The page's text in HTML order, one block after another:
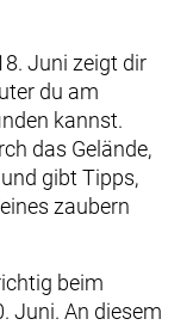
Juni zeigt dir
du am
kannst.
das Gelände,
gibt Tipps,
zaubern
beim
Juni. An diesem